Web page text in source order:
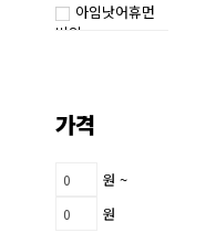
아임낫어휴먼
비잉
일렉트릭
지로
퀵실버
클리어런스
가격
원 ~
원